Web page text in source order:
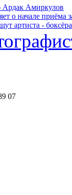
Ардак Амиркулов
о начале приёма
артиста -
07